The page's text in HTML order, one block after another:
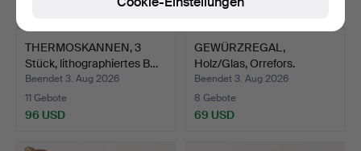
THERMOSKANNEN, 3
Stück, lithographiertes B…
Beendet 3. Aug 2026
11 Gebote
96 USD
GEWÜRZREGAL,
Holz/Glas, Orrefors.
Beendet 3. Aug 2026
8 Gebote
69 USD